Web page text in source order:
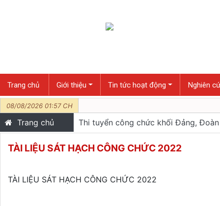
08/08/2026 01:57 CH
Trang chủ Giới thiệu Tin tức hoạt động Nghiên
Trang chủ Thi tuyển công chức khối Đảng,
TÀI LIỆU SÁT HẠCH CÔNG CHỨC 2022
TÀI LIỆU SÁT HẠCH CÔNG CHỨC 2022